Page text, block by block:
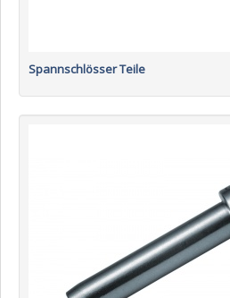
Spannschlösser Teile